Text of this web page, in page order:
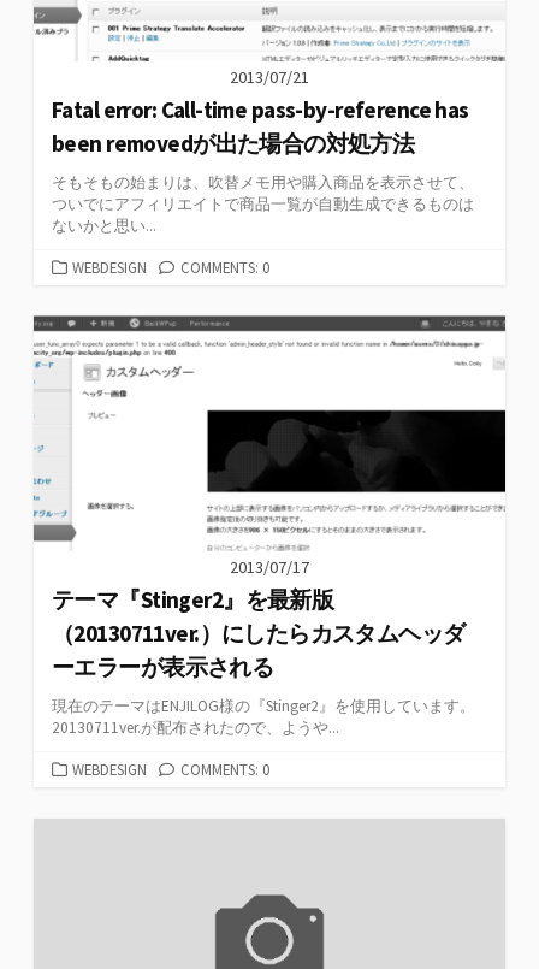
2013/07/21
Fatal error: Call-time pass-by-reference has
been removedが出た場合の対処方法
そもそもの始まりは、吹替メモ用や購入商品を表示させて、
ついでにアフィリエイトで商品一覧が自動生成できるものは
ないかと思い...
カ
ゴ
リ
ー
WEBDESIGN COMMENTS: 0
2013/07/17
テーマ『Stinger2』を最新版
（20130711ver.）にしたらカスタムヘッダ
ーエラーが表示される
現在のテーマはENJILOG様の『Stinger2』を使用しています。
20130711ver.が配布されたので、ようや...
カ
ゴ
WEBDESIGN COMMENTS: 0